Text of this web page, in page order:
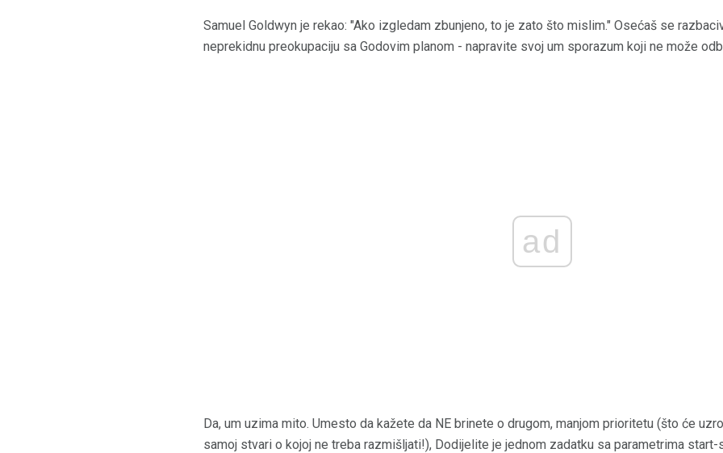
Samuel Goldwyn je rekao: "Ako izgledam zbunjeno, to je zato što mislim." Osećaš se
neprekidnu preokupaciju sa Godovim planom - napravite svoj um sporazum koji ne može
ad
Da, um uzima mito. Umesto da kažete da NE brinete o drugom, manjom prioritetu (što će
samoj stvari o kojoj ne treba razmišljati!), Dodijelite je jednom zadatku sa parametrima start-